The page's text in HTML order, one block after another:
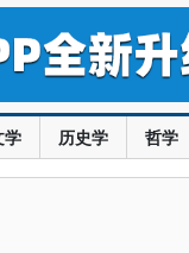
学 历史学 哲学